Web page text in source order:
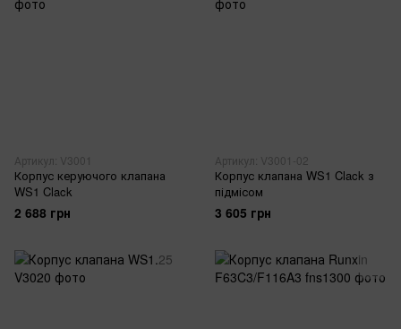
Артикул: V3001
Корпус керуючого клапана
WS1 Clack
2 688 грн
Артикул: V3001-02
Корпус клапана WS1 Clack з
підмісом
3 605 грн